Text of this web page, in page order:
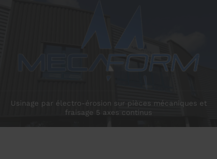
Usinage par électro-érosion sur pièces mécaniques et
fraisage 5 axes continus